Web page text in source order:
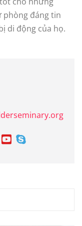
phòng đáng tin
di động của họ.